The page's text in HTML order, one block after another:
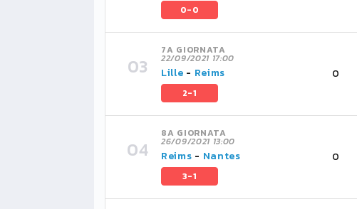
0-0
7A GIORNATA
22/09/2021 17:00
Lille - Reims
2-1
0
8A GIORNATA
26/09/2021 13:00
Reims - Nantes
3-1
0